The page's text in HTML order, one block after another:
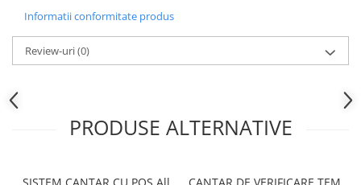
Informatii conformitate produs
Review-uri(0)
PRODUSE ALTERNATIVE